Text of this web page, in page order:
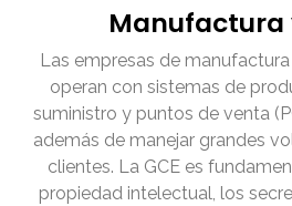
Manufactura
Las empresas de
operan con sistemas de
suministro y puntos de venta
además de manejar grandes
clientes. La GCE es
propiedad intelectual, los